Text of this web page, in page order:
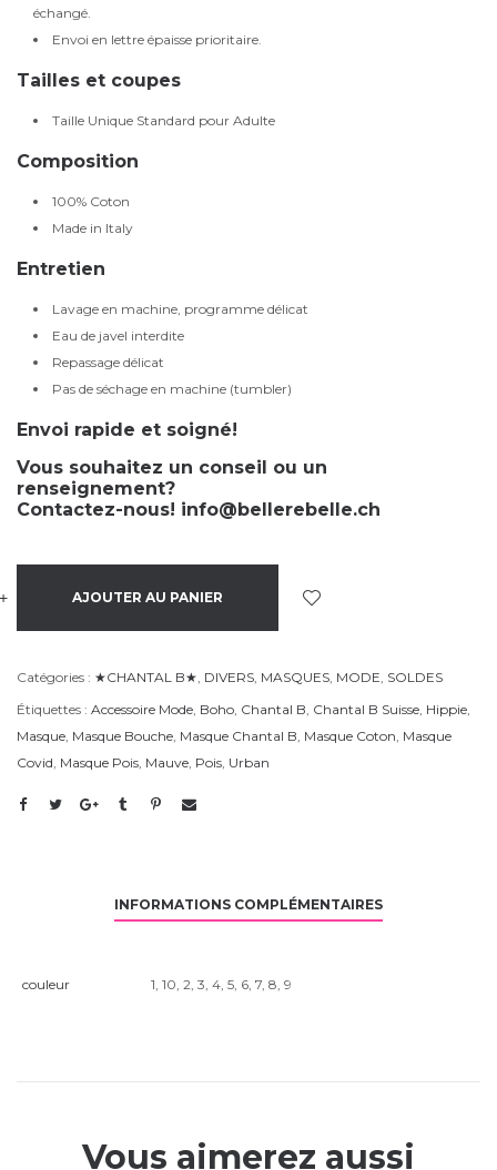
échangé.
Envoi en lettre épaisse prioritaire.
Tailles et coupes
Taille Unique Standard pour Adulte
Composition
100% Coton
Made in Italy
Entretien
Lavage en machine, programme délicat
Eau de javel interdite
Repassage délicat
Pas de séchage en machine (tumbler)
Envoi rapide et soigné!
Vous souhaitez un conseil ou un
renseignement?
Contactez-nous! info@bellerebelle.ch
+ AJOUTER AU PANIER
Catégories : ★CHANTAL B★, DIVERS, MASQUES, MODE, SOLDES
Étiquettes : Accessoire Mode, Boho, Chantal B, Chantal B Suisse, Hippie,
Masque, Masque Bouche, Masque Chantal B, Masque Coton, Masque
Covid, Masque Pois, Mauve, Pois, Urban
INFORMATIONS COMPLÉMENTAIRES
couleur 1, 10, 2, 3, 4, 5, 6, 7, 8, 9
Vous aimerez aussi